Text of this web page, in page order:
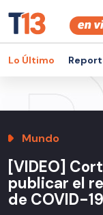
Lo Último
Mundo
[VIDEO]
publicar el
de COVID-19